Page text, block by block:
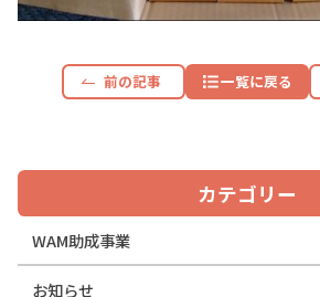
前の記事 一覧に戻る
カテゴリー
WAM助成事業
お知らせ